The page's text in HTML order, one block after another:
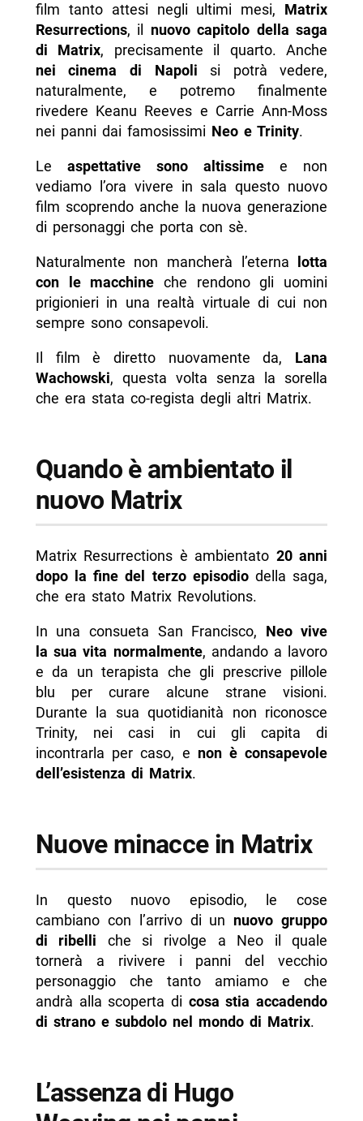
- Sono previsti sequel?
- Matrix Resurrection nei cinema di Napoli
-- Quando
-- Regole anti-Covid
- Dove acquistare i biglietti:
-- Scopri di più da Napolike.it
film tanto attesi negli ultimi mesi, Matrix
Resurrections, il nuovo capitolo della saga
di Matrix, precisamente il quarto. Anche
nei cinema di Napoli si potrà vedere,
naturalmente, e potremo finalmente
rivedere Keanu Reeves e Carrie Ann-Moss
nei panni dai famosissimi Neo e Trinity.
Le aspettative sono altissime e non
vediamo l’ora vivere in sala questo nuovo
film scoprendo anche la nuova generazione
di personaggi che porta con sè.
Naturalmente non mancherà l’eterna
lotta
con le macchine che rendono gli uomini
prigionieri in una realtà virtuale di cui non
sempre sono consapevoli.
Il film è diretto nuovamente da, Lana
Wachowski, questa volta senza la sorella
che era stata co-regista degli altri Matrix.
Quando è ambientato il
nuovo Matrix
Matrix Resurrections è ambientato 20 anni
dopo la fine del terzo episodiodella saga,
che era stato Matrix Revolutions.
In una consueta San Francisco, Neo vive
la sua vita normalmente, andando a lavoro
e da un terapista che gli prescrive pillole
blu per curare alcune strane visioni.
Durante la sua quotidianità non riconosce
Trinity, nei casi in cui gli capita di
incontrarla per caso, e non è consapevole
dell’esistenza di Matrix.
Nuove minacce in Matrix
In questo nuovo episodio, le cose
cambiano con l’arrivo di un nuovo gruppo
di ribelli che si rivolge a Neo il quale
tornerà a rivivere i panni del vecchio
personaggio che tanto amiamo e che
andrà alla scoperta di cosa stia accadendo
di strano e subdolo nel mondo di Matrix.
L’assenza di Hugo